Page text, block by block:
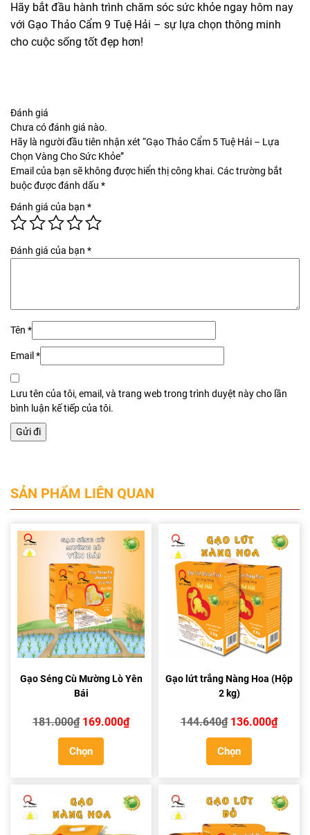
Hãy bắt đầu hành trình chăm sóc sức khỏe ngay hôm nay
với Gạo Thảo Cẩm 9 Tuệ Hải – sự lựa chọn thông minh
cho cuộc sống tốt đẹp hơn!
Đánh giá
Chưa có đánh giá nào.
Hãy là người đầu tiên nhận xét “Gạo Thảo Cẩm 5 Tuệ Hải – Lựa
Chọn Vàng Cho Sức Khỏe”
Email của bạn sẽ không được hiển thị công khai. Các trường bắt
buộc được đánh dấu *
Đánh giá của bạn *
Đánh giá của bạn *
Tên *
Email *
Lưu tên của tôi, email, và trang web trong trình duyệt này cho lần
bình luận kế tiếp của tôi.
SẢN PHẨM LIÊN QUAN
Gạo Séng Cù Mường Lò Yên
Bái
181.000₫ Giá
gốc
là:
169.000₫Giá
Chọn
Gạo lứt trắng Nàng Hoa (Hộp
2 kg)
144.640₫ Giá
gốc
là:
136.000₫Giá
Chọn